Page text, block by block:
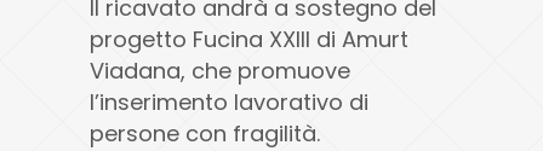
Il ricavato andrà a sostegno del
progetto Fucina XXIII di Amurt
Viadana, che promuove
l’inserimento lavorativo di
persone con fragilità.